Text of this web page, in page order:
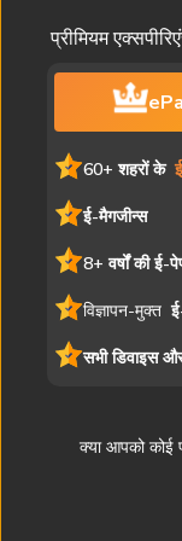
प्रीमियम
60+ शहरों के
ई-मैगजीन्स
8+ वर्षों की ई-
विज्ञापन-मुक्त
सभी डिवाइस
क्या आपको कोई